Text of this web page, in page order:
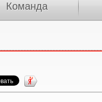
Команда